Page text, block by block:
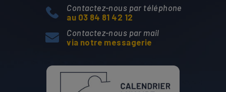
Contactez-nous par téléphone
au 03 84 81 42 12
Contactez-nous par mail
via notre messagerie